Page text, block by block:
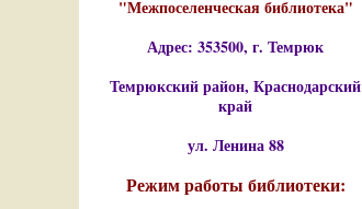
"Межпоселенческая библиотека"
Адрес: 353500, г. Темрюк
Темрюкский район, Краснодарский
край
ул. Ленина 88
Режим работы библиотеки: